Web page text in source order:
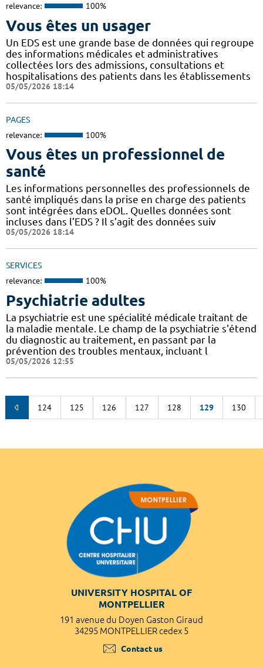
relevance: 100%
Vous êtes un usager
Un EDS est une grande base de données qui regroupe
des informations médicales et administratives
collectées lors des admissions, consultations et
hospitalisations des patients dans les établissements
05/05/2026 18:14
PAGES
relevance: 100%
Vous êtes un professionnel de
santé
Les informations personnelles des professionnels de
santé impliqués dans la prise en charge des patients
sont intégrées dans eDOL. Quelles données sont
incluses dans l’EDS ? Il s’agit des données suiv
05/05/2026 18:14
SERVICES
relevance: 100%
Psychiatrie adultes
La psychiatrie est une spécialité médicale traitant de
la maladie mentale. Le champ de la psychiatrie s'étend
du diagnostic au traitement, en passant par la
prévention des troubles mentaux, incluant l
05/05/2026 12:55
124 125 126 127 128 129 130
UNIVERSITY HOSPITAL OF
MONTPELLIER
191 avenue du Doyen Gaston Giraud
34295 MONTPELLIER cedex 5
Contact us